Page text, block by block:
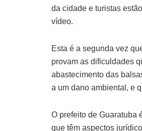
da cidade e turistas
vídeo.
Esta é a segunda vez
provam as dificuldades
abastecimento das
a um dano ambiental, e
O prefeito de Guaratuba
que têm aspectos